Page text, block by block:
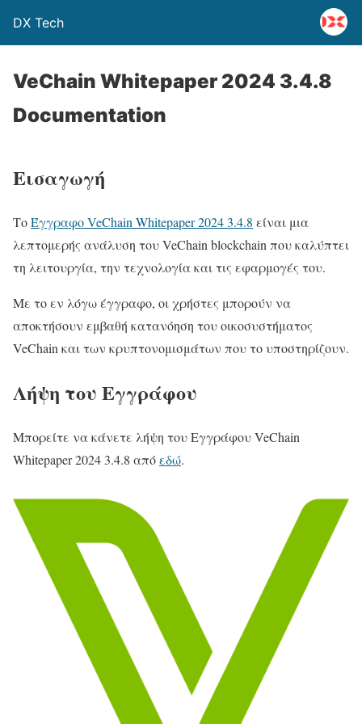
DX Tech
VeChain Whitepaper 2024 3.4.8
Documentation
Εισαγωγή
ΤοΈγγραφο VeChain Whitepaper 2024 3.4.8 είναι μια
λεπτομερής ανάλυση του VeChain blockchain που καλύπτει
τη λειτουργία, την τεχνολογία και τις εφαρμογές του.
Με το εν λόγω έγγραφο, οι χρήστες μπορούν να
αποκτήσουν εμβαθή κατανόηση του οικοσυστήματος
VeChain και των κρυπτονομισμάτων που το υποστηρίζουν.
Λήψη του Εγγράφου
Μπορείτε να κάνετε λήψη του Εγγράφου VeChain
Whitepaper 2024 3.4.8 απόεδώ.